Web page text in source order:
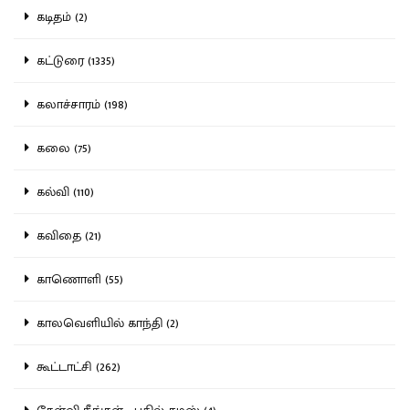
கடிதம் (2)
கட்டுரை (1335)
கலாச்சாரம் (198)
கலை (75)
கல்வி (110)
கவிதை (21)
காணொளி (55)
காலவெளியில் காந்தி (2)
கூட்டாட்சி (262)